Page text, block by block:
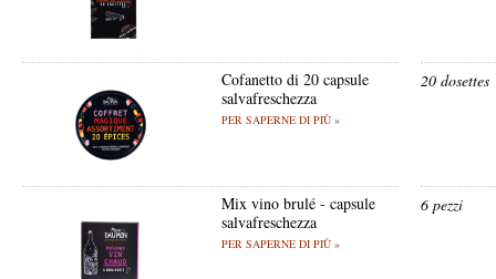
Cofanetto di 20 capsule
salvafreschezza
PER SAPERNE DI PIÙ »
20 dosettes
Mix vino brulé - capsule
salvafreschezza
PER SAPERNE DI PIÙ »
6 pezzi